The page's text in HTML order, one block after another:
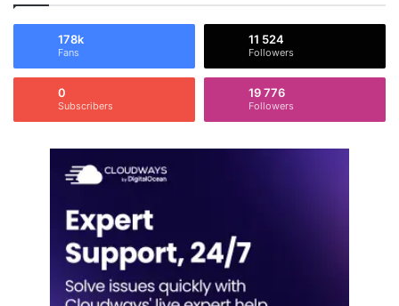
178k
Fans
11 524
Followers
0
Subscribers
19 776
Followers